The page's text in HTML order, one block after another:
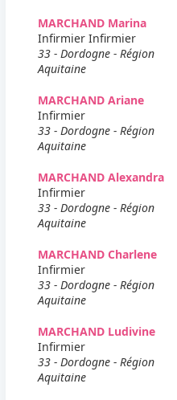
MARCHAND Marina
Infirmier Infirmier
33 - Dordogne - Région
Aquitaine
MARCHAND Ariane
Infirmier
33 - Dordogne - Région
Aquitaine
MARCHAND Alexandra
Infirmier
33 - Dordogne - Région
Aquitaine
MARCHAND Charlene
Infirmier
33 - Dordogne - Région
Aquitaine
MARCHAND Ludivine
Infirmier
33 - Dordogne - Région
Aquitaine